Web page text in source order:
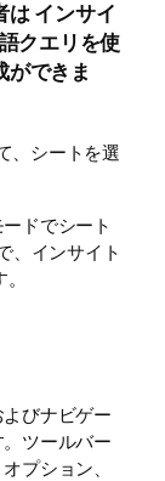
は インサイ
クエリを使
ができま
、シートを選
ドでシート
、インサイト
びナビゲー
ツールバー
プション、